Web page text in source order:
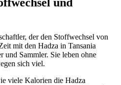
der den Stoffwechsel von
mit den Hadza in Tansania
und Sammler. Sie leben ohne
sich viel.
viele Kalorien die Hadza